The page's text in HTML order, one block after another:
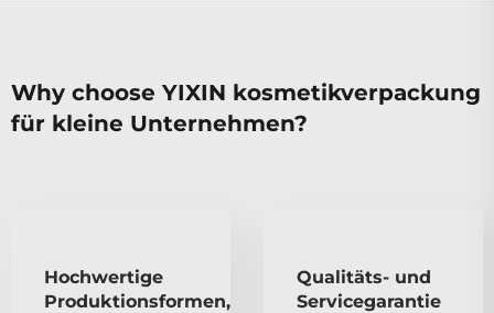
Why choose YIXIN kosmetikverpackung
für kleine Unternehmen?
Hochwertige
Produktionsformen,
Qualitäts- und
Servicegarantie